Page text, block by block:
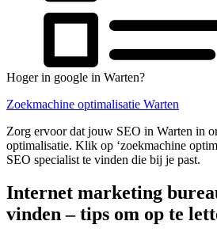
Hoger in google in Warten?
Zoekmachine optimalisatie Warten
Zorg ervoor dat jouw SEO in Warten in
optimalisatie. Klik op ‘zoekmachine
SEO specialist te vinden die bij je past.
Internet marketing
vinden – tips om op te